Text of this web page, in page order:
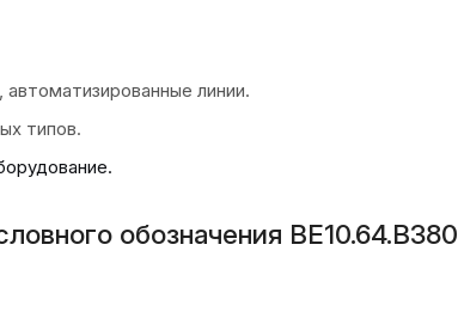
линии.
типов.
обозначения ВЕ10.64.В380